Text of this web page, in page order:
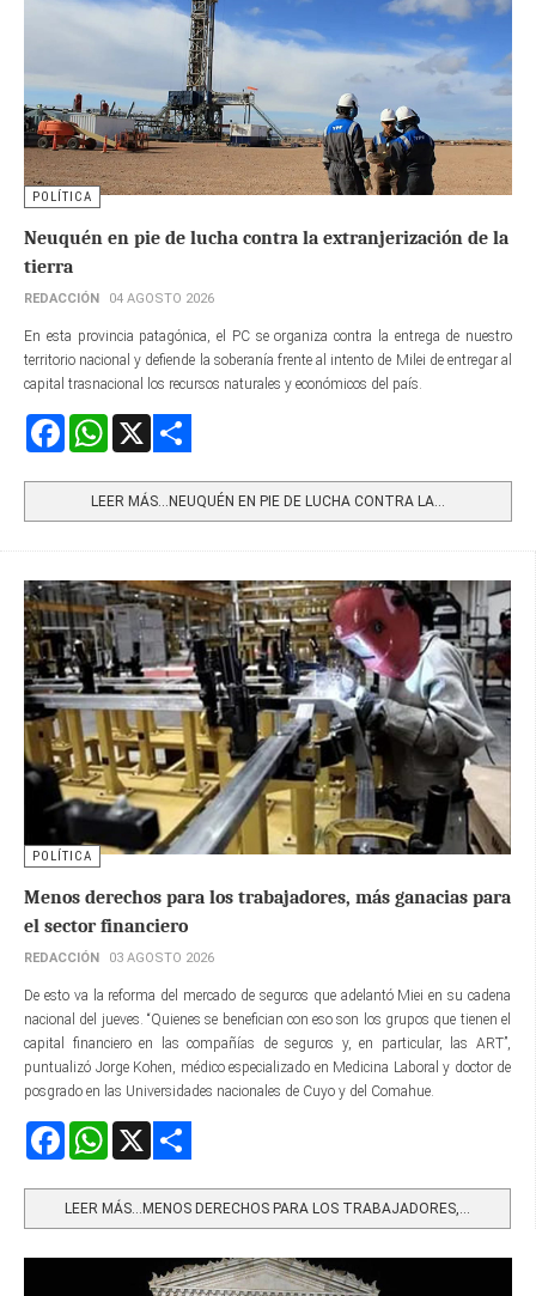
POLÍTICA
Neuquén en pie de lucha contra la extranjerización de la
tierra
REDACCIÓN 04 AGOSTO 2026
En esta provincia patagónica, el PC se organiza contra la entrega de nuestro
territorio nacional y defiende la soberanía frente al intento de Milei de entregar al
capital trasnacional los recursos naturales y económicos del país.
FacebookWhatsApp
LEER MÁS…NEUQUÉN EN PIE DE LUCHA CONTRA LA...
POLÍTICA
Menos derechos para los trabajadores, más ganacias para
el sector financiero
REDACCIÓN 03 AGOSTO 2026
De esto va la reforma del mercado de seguros que adelantó Miei en su cadena
nacional del jueves. “Quienes se benefician con eso son los grupos que tienen el
capital financiero en las compañías de seguros y, en particular, las ART”,
puntualizó Jorge Kohen, médico especializado en Medicina Laboral y doctor de
posgrado en las Universidades nacionales de Cuyo y del Comahue.
FacebookWhatsApp
LEER MÁS…MENOS DERECHOS PARA LOS TRABAJADORES,...